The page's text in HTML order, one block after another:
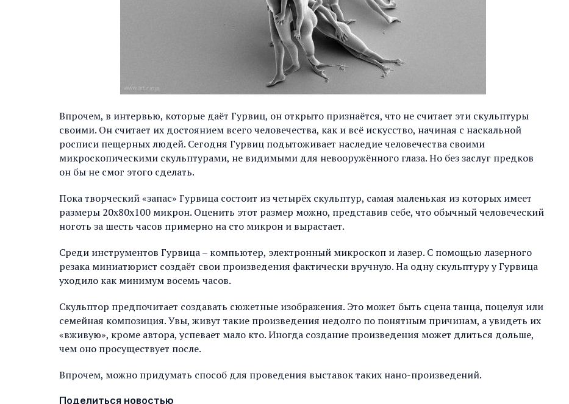
Впрочем, в интервью, которые даёт Гурвиц, он открыто признаётся, что не считает эти скульптуры
своими. Он считает их достоянием всего человечества, как и всё искусство, начиная с наскальной
росписи пещерных людей. Сегодня Гурвиц подытоживает наследие человечества своими
микроскопическими скульптурами, не видимыми для невооружённого глаза. Но без заслуг предков
он бы не смог этого сделать.
Пока творческий «запас» Гурвица состоит из четырёх скульптур, самая маленькая из которых имеет
размеры 20х80х100 микрон. Оценить этот размер можно, представив себе, что обычный человеческий
ноготь за шесть часов примерно на сто микрон и вырастает.
Среди инструментов Гурвица – компьютер, электронный микроскоп и лазер. С помощью лазерного
резака миниатюрист создаёт свои произведения фактически вручную. На одну скульптуру у Гурвица
уходило как минимум восемь часов.
Скульптор предпочитает создавать сюжетные изображения. Это может быть сцена танца, поцелуя или
семейная композиция. Увы, живут такие произведения недолго по понятным причинам, а увидеть их
«вживую», кроме автора, успевает мало кто. Иногда создание произведения может длиться дольше,
чем оно просуществует после.
Впрочем, можно придумать способ для проведения выставок таких нано-произведений.
Поделиться новостью